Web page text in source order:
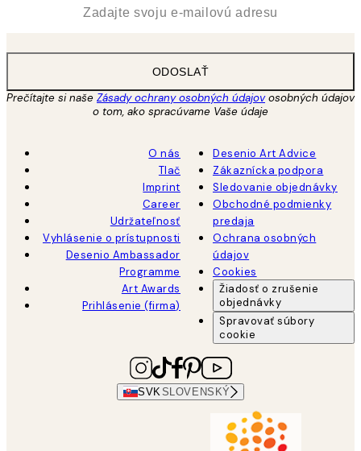
ODOSLAŤ
Prečítajte si naše Zásady ochrany osobných údajovosobných údajov
o tom, ako spracúvame Vaše údaje
O nás
Tlač
Imprint
Career
Udržateľnosť
Vyhlásenie o prístupnosti
Desenio Ambassador
Programme
Art Awards
Prihlásenie (firma)
Desenio Art Advice
Zákaznícka podpora
Sledovanie objednávky
Obchodné podmienky
predaja
Ochrana osobných
údajov
Cookies
Žiadosť o zrušenie
objednávky
Spravovať súbory
cookie
SVK SLOVENSKÝ